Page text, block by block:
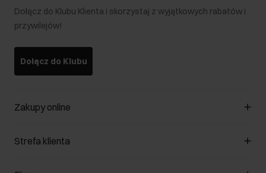
Dołącz do Klubu Klienta i skorzystaj z wyjątkowych rabatów i
przywilejów!
Dołącz do Klubu
Zakupy online
Zarządzaj cookies
Strefa klienta
Klub Klienta